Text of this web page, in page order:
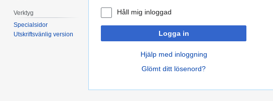
Håll mig inloggad
Logga in
Hjälp med inloggning
Glömt ditt lösenord?
Verktyg
Specialsidor
Utskriftsvänlig version